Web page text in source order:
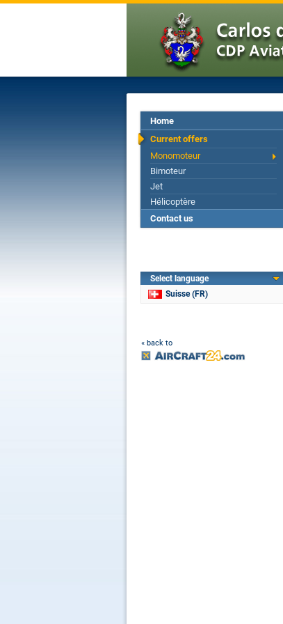
Home
Current offers
Monomoteur
Bimoteur
Jet
Hélicoptère
Contact us
Select language
Suisse (FR)
« back to